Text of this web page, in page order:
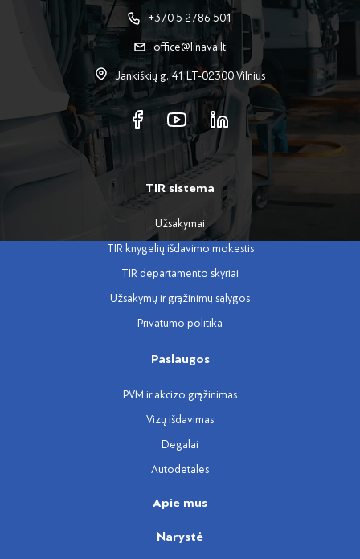
+370 5 2786 501
office@linava.lt
Jankiškių g. 41 LT-02300 Vilnius
TIR sistema
Užsakymai
TIR knygelių išdavimo mokestis
TIR departamento skyriai
Užsakymų ir grąžinimų sąlygos
Privatumo politika
Paslaugos
PVM ir akcizo grąžinimas
Vizų išdavimas
Degalai
Autodetalės
Apie mus
Narystė